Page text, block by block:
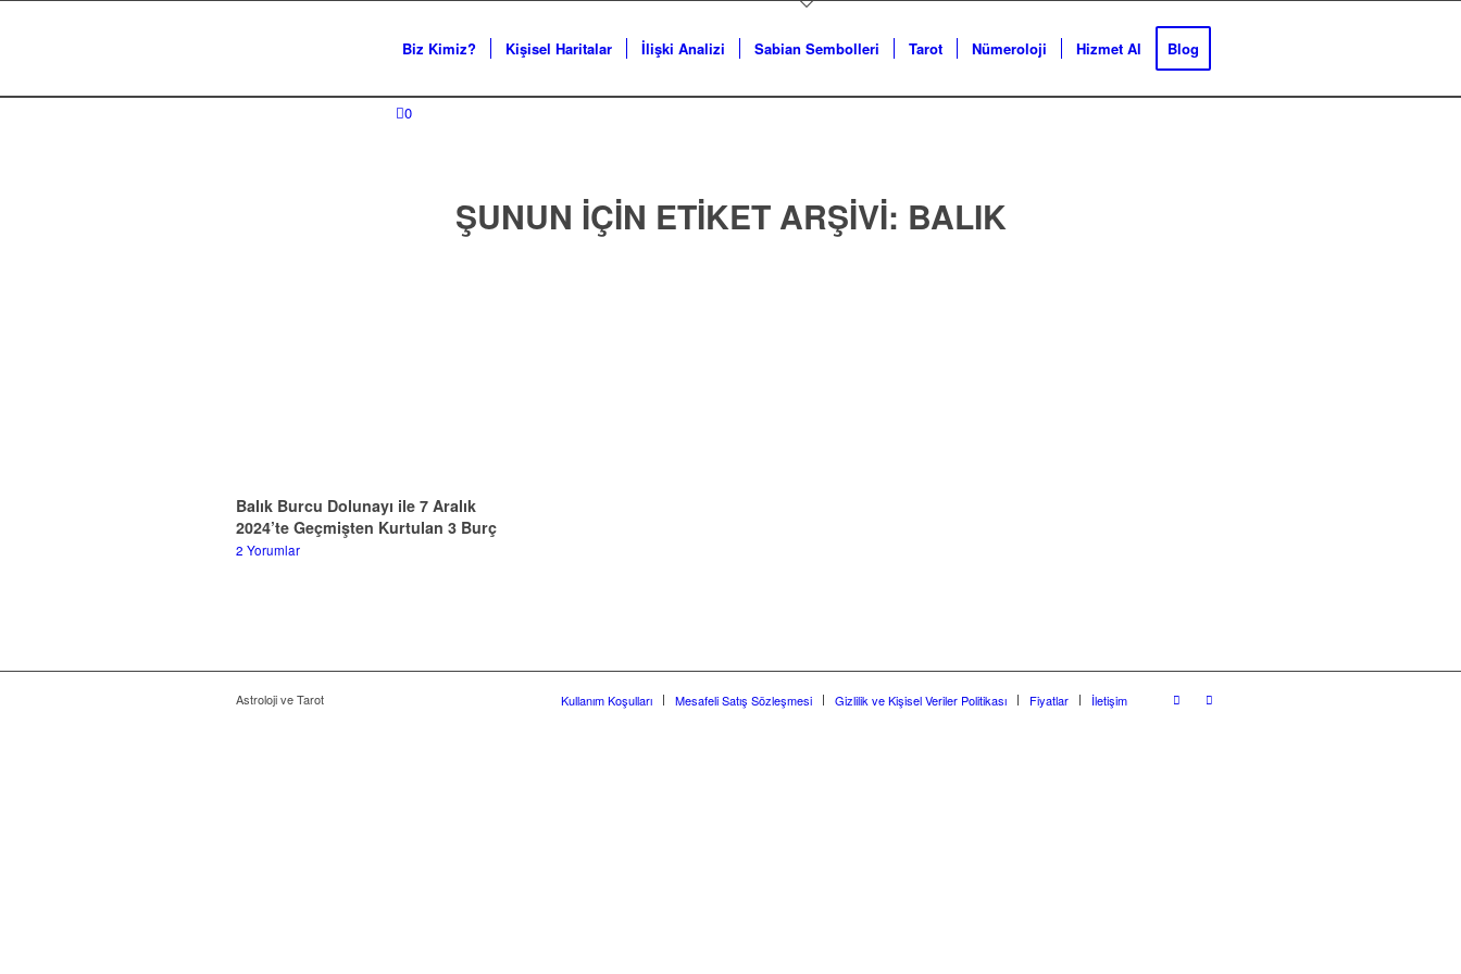
Biz Kimiz? Kişisel Haritalar İlişki Analizi Sabian Sembolleri Tarot Nümeroloji Hizmet Al Blog
0
ŞUNUN IÇIN ETIKET ARŞIVI: BALIK
Balık Burcu Dolunayı ile 7 Aralık
2024’te Geçmişten Kurtulan 3 Burç
2 Yorumlar
Astroloji ve Tarot Kullanım Koşulları Mesafeli Satış Sözleşmesi Gizlilik ve Kişisel Veriler Politikası Fiyatlar İletişim